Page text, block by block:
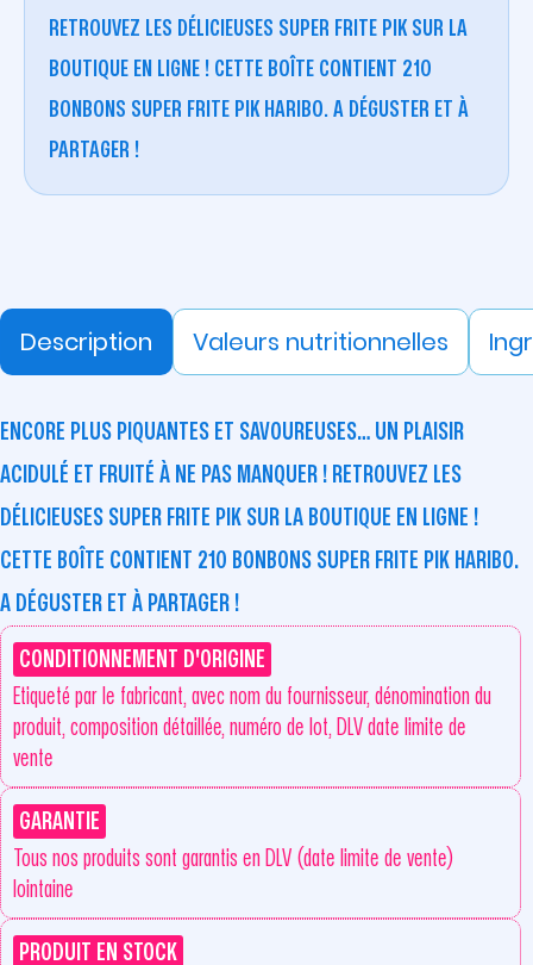
RETROUVEZ LES DÉLICIEUSES SUPER FRITE PIK SUR LA
BOUTIQUE EN LIGNE ! CETTE BOÎTE CONTIENT 210
BONBONS SUPER FRITE PIK HARIBO. A DÉGUSTER ET À
PARTAGER !
Description Valeurs nutritionnelles
ENCORE PLUS PIQUANTES ET SAVOUREUSES… UN PLAISIR
ACIDULÉ ET FRUITÉ À NE PAS MANQUER ! RETROUVEZ LES
DÉLICIEUSES SUPER FRITE PIK SUR LA BOUTIQUE EN LIGNE !
CETTE BOÎTE CONTIENT 210 BONBONS SUPER FRITE PIK HARIBO.
A DÉGUSTER ET À PARTAGER !
CONDITIONNEMENT D'ORIGINE
Etiqueté par le fabricant, avec nom du fournisseur, dénomination du
produit, composition détaillée, numéro de lot, DLV date limite de
vente
GARANTIE
Tous nos produits sont garantis en DLV (date limite de vente)
lointaine
PRODUIT EN STOCK